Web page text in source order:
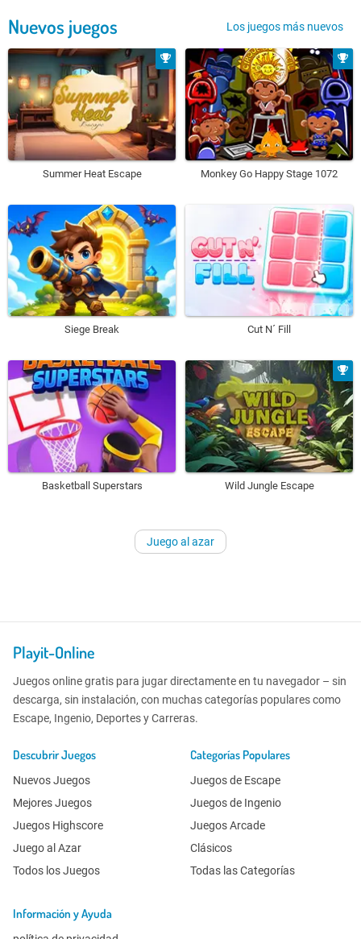
Nuevos juegos Los juegos más nuevos
Summer Heat Escape Monkey Go Happy Stage 1072
Siege Break Cut N´ Fill
Basketball Superstars Wild Jungle Escape
Juego al azar
Playit-Online
Juegos online gratis para jugar directamente en tu navegador – sin
descarga, sin instalación, con muchas categorías populares como
Escape, Ingenio, Deportes y Carreras.
Descubrir Juegos
Nuevos Juegos
Mejores Juegos
Juegos Highscore
Juego al Azar
Todos los Juegos
Categorías Populares
Juegos de Escape
Juegos de Ingenio
Juegos Arcade
Clásicos
Todas las Categorías
Información y Ayuda